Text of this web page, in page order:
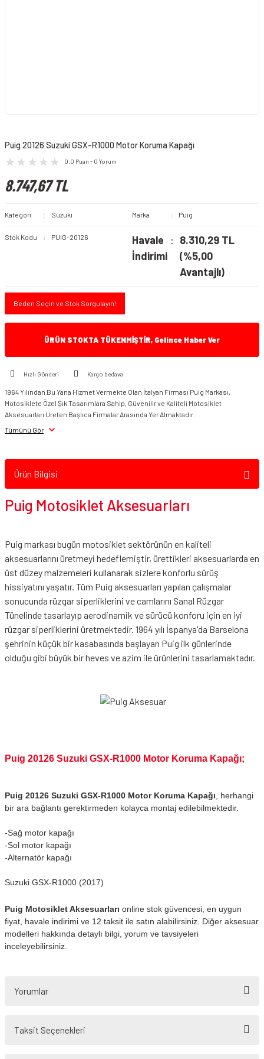
Puig 20126 Suzuki GSX-R1000 Motor Koruma Kapağı
0.0 Puan - 0 Yorum
8.747,67 TL
Kategori Suzuki Marka Puig
Stok Kodu PUIG-20126
Havale
İndirimi
8.310,29 TL
(%5,00
Avantajlı)
Beden Seçin ve Stok Sorgulayın!
ÜRÜN STOKTA TÜKENMİŞTİR, Gelince Haber Ver
Hızlı Gönderi Kargo bedava
1964 Yılından Bu Yana Hizmet Vermekte Olan İtalyan Firması Puig Markası,
Motosiklete Özel Şık Tasarımlara Sahip, Güvenilir ve Kaliteli Motosiklet
Aksesuarları Üreten Başlıca Firmalar Arasında Yer Almaktadır.
Tümünü Gör
Ürün Bilgisi
Puig Motosiklet Aksesuarları
Puig markası bugün motosiklet sektörünün en kaliteli
aksesuarlarını üretmeyi hedeflemiştir, ürettikleri aksesuarlarda en
üst düzey malzemeleri kullanarak sizlere konforlu sürüş
hissiyatını yaşatır. Tüm Puig aksesuarları yapılan çalışmalar
sonucunda rüzgar siperliklerini ve camlarını Sanal Rüzgar
Tünelinde tasarlayıp aerodinamik ve sürücü konforu için en iyi
rüzgar siperliklerini üretmektedir. 1964 yılı İspanya'da Barselona
şehrinin küçük bir kasabasında başlayan Puig ilk günlerinde
olduğu gibi büyük bir heves ve azim ile ürünlerini tasarlamaktadır.
Puig 20126 Suzuki GSX-R1000 Motor Koruma Kapağı;
Puig 20126 Suzuki GSX-R1000 Motor Koruma Kapağı , herhangi
bir ara bağlantı gerektirmeden kolayca montaj edilebilmektedir.
-Sağ motor kapağı
-Sol motor kapağı
-Alternatör kapağı
Suzuki GSX-R1000 (2017)
Puig Motosiklet Aksesuarları online stok güvencesi, en uygun
fiyat, havale indirimi ve 12 taksit ile satın alabilirsiniz. Diğer aksesuar
modelleri hakkında detaylı bilgi, yorum ve tavsiyeleri
inceleyebilirsiniz.
Yorumlar
Taksit Seçenekleri